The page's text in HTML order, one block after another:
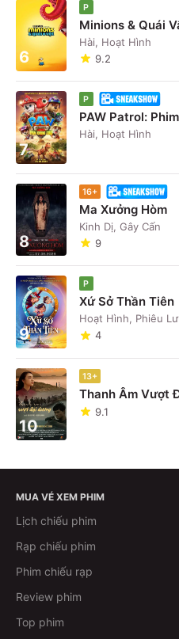
6
P
Minions & Quái
Hài, Hoạt Hình
9.2
7
P
PAW Patrol:
Hài, Hoạt Hình
8
16+
Ma Xưởng Hòm
Kinh Dị, Gây Cấn
9
9
P
Xứ Sở Thần Tiên
Hoạt Hình, Phiêu
4
10
13+
Thanh Âm Vượt
9.1
MUA VÉ XEM PHIM
Lịch chiếu phim
Rạp chiếu phim
Phim chiếu rạp
Review phim
Top phim